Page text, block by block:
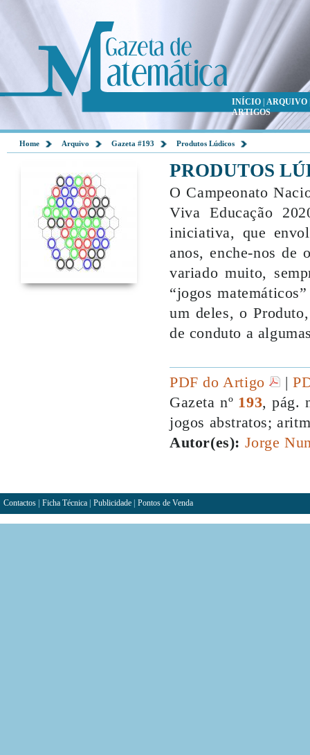
INÍCIO ARQUIVO
ARTIGOS
Home Arquivo Gazeta #193 Produtos Lúdicos
PRODUTOS
O Campeonato
Viva Educação
iniciativa, que
anos, enche-nos de
variado muito,
“jogos
um deles, o
de conduto a
PDF do Artigo |
Gazeta nº 193, pág.
jogos abstratos;
Autor(es): Jorge
Contactos Ficha Técnica Publicidade Pontos de Venda